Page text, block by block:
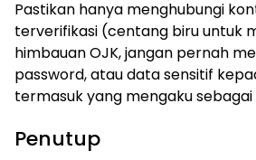
Pastikan hanya menghubungi
terverifikasi (centang biru untuk
himbauan OJK, jangan pernah
password, atau data sensitif
termasuk yang mengaku
Penutup